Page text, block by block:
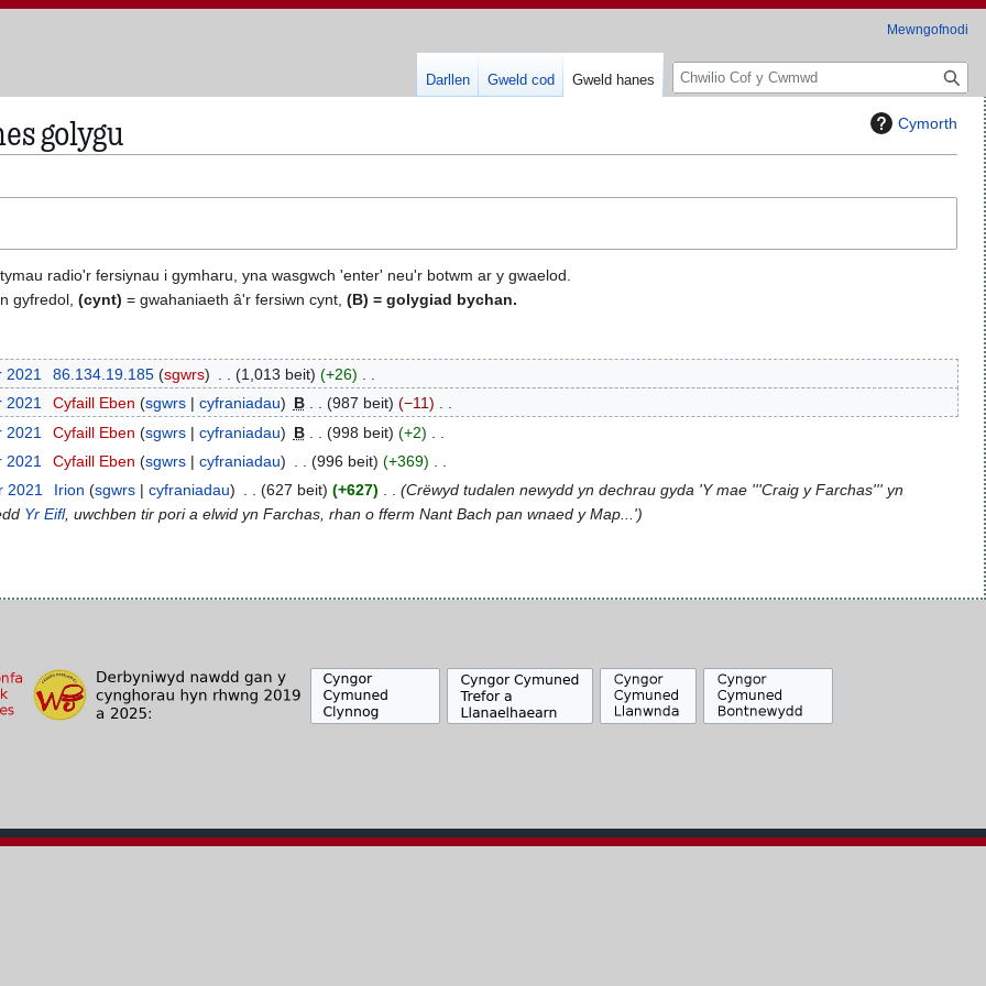
Cymorth
golygu
radio'r fersiynau i gymharu, yna wasgwch 'enter' neu'r botwm ar y gwaelod.
gyfredol, (cynt) = gwahaniaeth â'r fersiwn cynt, (B) = golygiad bychan.
2021 86.134.19.185 sgwrs 1,013 beit
+26
2021 Cyfaill Eben sgwrs cyfraniadau B 987 beit
−11
2021 Cyfaill Eben sgwrs cyfraniadau B 998 beit
+2
2021 Cyfaill Eben sgwrs cyfraniadau 996 beit
+369
2021 Irion sgwrs cyfraniadau 627 beit +627
Crëwyd tudalen newydd yn dechrau gyda 'Y mae '''Craig y Farchas''' yn
Yr Eifl, uwchben tir pori a elwid yn Farchas, rhan o fferm Nant Bach pan wnaed y Map...'
Mewngofnodi
Darllen Gweld cod Gweld hanes
C
h
i